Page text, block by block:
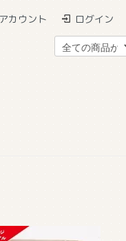
カウント ログイン